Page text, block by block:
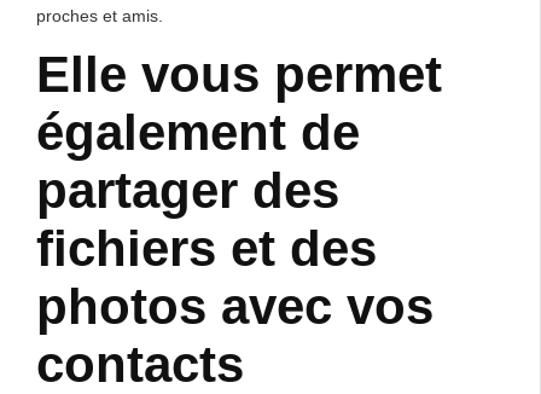
proches et amis.
Elle vous permet
également de
partager des
fichiers et des
photos avec vos
contacts